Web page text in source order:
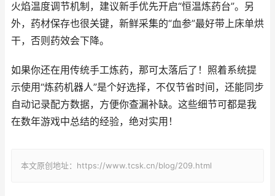
火焰温度调节机制，建议新手优先开启“恒温炼药台”。另
外，药材保存也很关键，新鲜采集的“血参”最好带上床单烘
干，否则药效会下降。
如果你还在用传统手工炼药，那可太落后了！照着系统提
示使用“炼药机器人”是个好选择，不仅节省时间，还能同步
自动记录配方数据，方便你查漏补缺。这些细节可都是我
在数年游戏中总结的经验，绝对实用！
本文原创地址：https://www.tcsk.cn/blog/209.html